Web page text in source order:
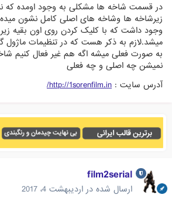
در قسمت شاخه ها مشکلی به وجود اومده که
زیرشاخه ها وشاخه های اصلی کامل نشون میده
وجود داشت که با کلیک کردن روی اون بقیه
میشد.لازم به ذکر هست که در تنظیمات ماژول
به صورت فعلی میشه اگه هم غیر فعال کنیم
نمیشن چه اصلی و چه فعلی
آدرس سایت : http://1sorenfilm.in/
film2serial
ارسال شده در اردیبهشت 4، 2017